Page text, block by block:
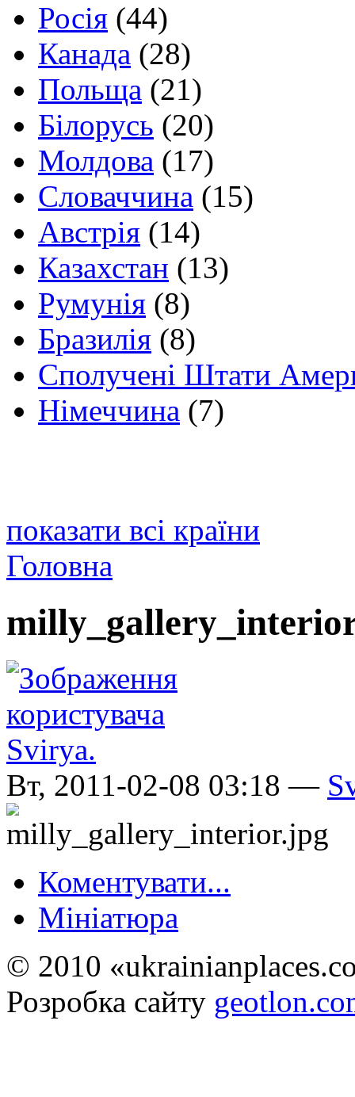
Росія (44)
Канада (28)
Польща (21)
Білорусь (20)
Молдова (17)
Словаччина (15)
Австрія (14)
Казахстан (13)
Румунія (8)
Бразилія (8)
Сполучені Штати
Німеччина (7)
показати всі країни
Головна
Вт, 2011-02-08 03:18 —
Коментувати...
Мініатюра
© 2010
Розробка сайту